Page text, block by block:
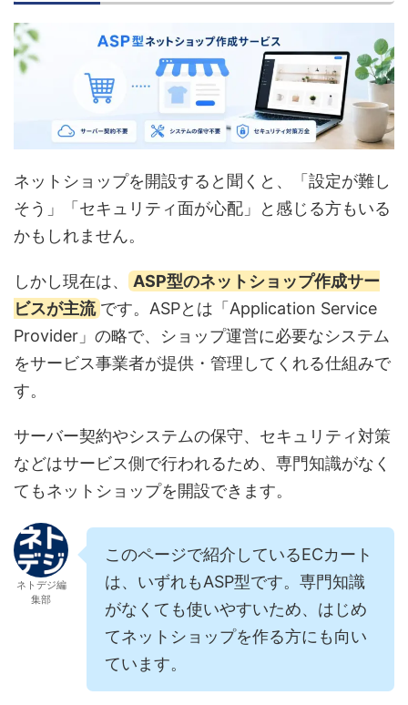
ネットショップを開設すると聞くと、「設定が難し
そう」「セキュリティ面が心配」と感じる方もいる
かもしれません。
しかし現在は、
ASP型のネットショップ作成サー
ビスが主流 です。ASPとは「Application Service
Provider」の略で、ショップ運営に必要なシステム
をサービス事業者が提供・管理してくれる仕組みで
す。
サーバー契約やシステムの保守、セキュリティ対策
などはサービス側で行われるため、専門知識がなく
てもネットショップを開設できます。
ネトデジ編
集部
このページで紹介しているECカート
は、いずれもASP型です。専門知識
がなくても使いやすいため、はじめ
てネットショップを作る方にも向い
ています。